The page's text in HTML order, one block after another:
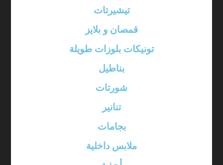
قمصان و بلايز
تونيكات بلوزات طويلة
ملابس داخلية